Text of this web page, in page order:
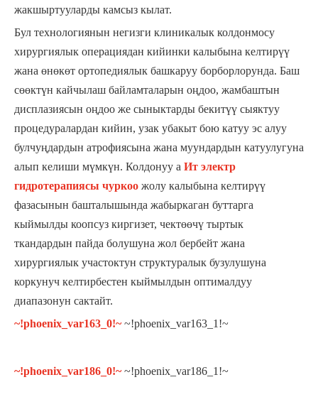
жакшыртууларды камсыз кылат.
Бул технологиянын негизги клиникалык колдонмосу
хирургиялык операциядан кийинки калыбына келтирүү
жана өнөкөт ортопедиялык башкаруу борборлорунда. Баш
сөөктүн кайчылаш байламталарын оңдоо, жамбаштын
дисплазиясын оңдоо же сыныктарды бекитүү сыяктуу
процедуралардан кийин, узак убакыт бою катуу эс алуу
булчуңдардын атрофиясына жана муундардын катуулугуна
алып келиши мүмкүн. Колдонуу а Ит электр
гидротерапиясы чуркоо жолу калыбына келтирүү
фазасынын башталышында жабыркаган буттарга
кыймылды коопсуз киргизет, чектөөчү тыртык
ткандардын пайда болушуна жол бербейт жана
хирургиялык участоктун структуралык бузулушуна
коркунуч келтирбестен кыймылдын оптималдуу
диапазонун сактайт.
~!phoenix_var163_0!~~!phoenix_var163_1!~
~!phoenix_var186_0!~~!phoenix_var186_1!~